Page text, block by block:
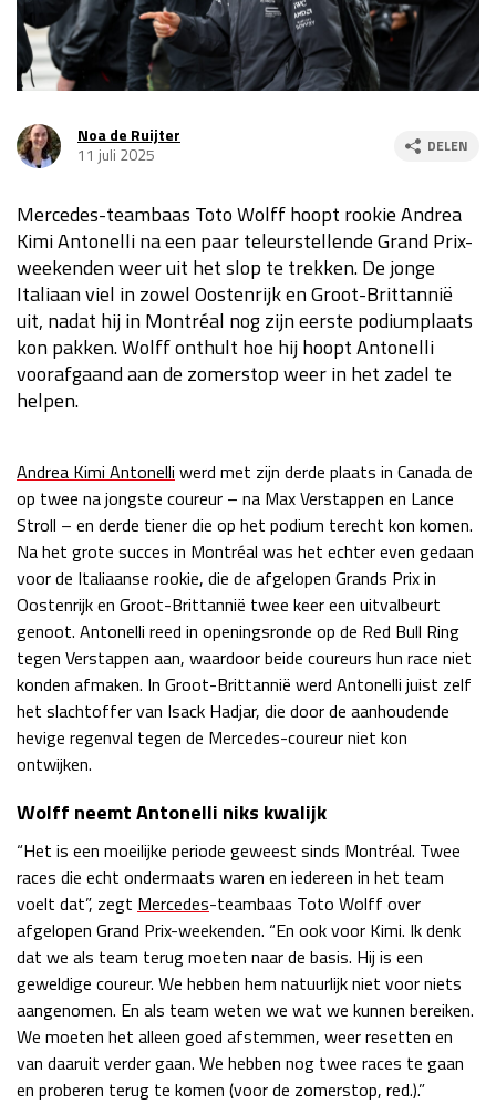
Race
za 13:00 - 15:00
Kwalificatie
za 23:00 - 00:00
Race
zo 21:00 - 23:00
GP MEXICO 2026 30 okt - 01 nov
Kwalificatie
za 22:00 - 23:00
Race
zo 21:00 - 23:00
Kwalificatie
za 19:00 - 20:00
Race
zo 18:00 - 20:00
LAS VEGAS GRAND PRIX 2026 20 - 22 nov
Kwalificatie
za 05:00 - 06:00
Race
zo 05:00 - 07:00
GP QATAR 2026 27 - 29 nov
Kwalificatie
za 19:00 - 20:00
Race
zo 17:00 - 19:00
GP ABU DHABI 2026 04 - 06 dec
Kwalificatie
za 15:00 - 16:00
Race
zo 14:00 - 16:00
Noa de Ruijter
11 juli 2025
DELEN
Mercedes-teambaas Toto Wolff hoopt rookie Andrea
Kimi Antonelli na een paar teleurstellende Grand Prix-
weekenden weer uit het slop te trekken. De jonge
Italiaan viel in zowel Oostenrijk en Groot-Brittannië
uit, nadat hij in Montréal nog zijn eerste podiumplaats
kon pakken. Wolff onthult hoe hij hoopt Antonelli
voorafgaand aan de zomerstop weer in het zadel te
helpen.
Andrea Kimi Antonelli werd met zijn derde plaats in Canada de
op twee na jongste coureur – na Max Verstappen en Lance
Stroll – en derde tiener die op het podium terecht kon komen.
Na het grote succes in Montréal was het echter even gedaan
voor de Italiaanse rookie, die de afgelopen Grands Prix in
Oostenrijk en Groot-Brittannië twee keer een uitvalbeurt
genoot. Antonelli reed in openingsronde op de Red Bull Ring
tegen Verstappen aan, waardoor beide coureurs hun race niet
konden afmaken. In Groot-Brittannië werd Antonelli juist zelf
het slachtoffer van Isack Hadjar, die door de aanhoudende
hevige regenval tegen de Mercedes-coureur niet kon
ontwijken.
Wolff neemt Antonelli niks kwalijk
“Het is een moeilijke periode geweest sinds Montréal. Twee
races die echt ondermaats waren en iedereen in het team
voelt dat”, zegt Mercedes-teambaas Toto Wolff over
afgelopen Grand Prix-weekenden. “En ook voor Kimi. Ik denk
dat we als team terug moeten naar de basis. Hij is een
geweldige coureur. We hebben hem natuurlijk niet voor niets
aangenomen. En als team weten we wat we kunnen bereiken.
We moeten het alleen goed afstemmen, weer resetten en
van daaruit verder gaan. We hebben nog twee races te gaan
en proberen terug te komen (voor de zomerstop, red.).”